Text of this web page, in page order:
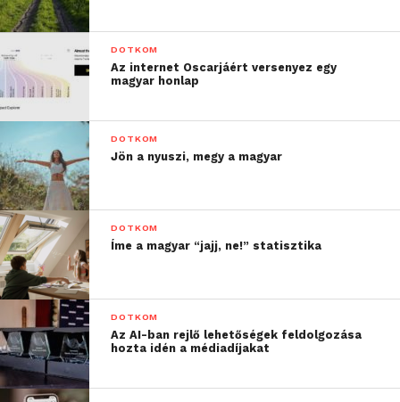
DOTKOM
Az internet Oscarjáért versenyez egy
magyar honlap
DOTKOM
Jön a nyuszi, megy a magyar
DOTKOM
Íme a magyar “jajj, ne!” statisztika
DOTKOM
Az AI-ban rejlő lehetőségek feldolgozása
hozta idén a médiadíjakat